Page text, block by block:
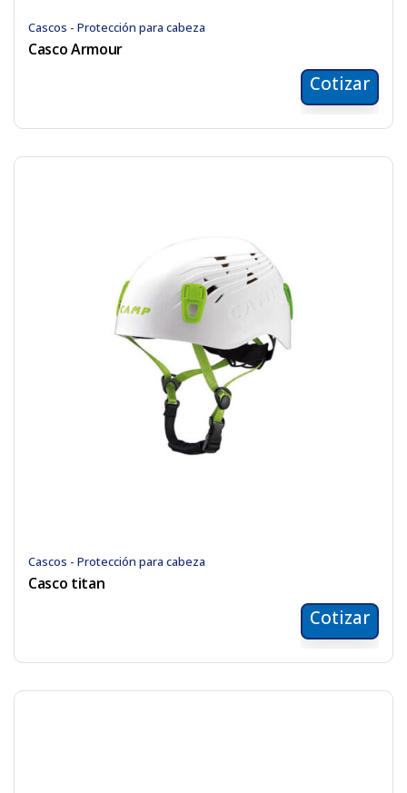
Cascos - Protección para cabeza
Casco Armour
Cotizar
Cascos - Protección para cabeza
Casco titan
Cotizar